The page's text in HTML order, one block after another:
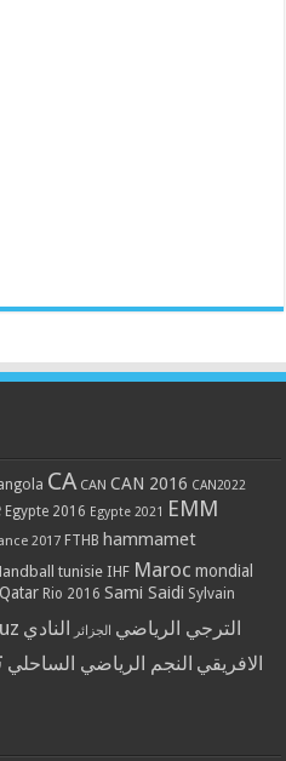
CA CAN CAN 2016 CAN2022
Egypte 2016 Egypte 2021 EMM
2017 FTHB hammamet
tunisie IHF Maroc mondial
Qatar Rio 2016 Sami Saidi Sylvain
الترجي الرياضي الجزائر النادي
الافريقي النجم الرياضي الساحلي